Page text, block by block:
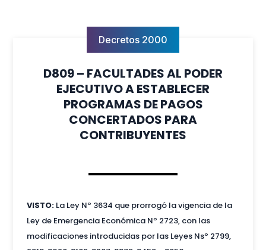
Decretos 2000
D809 – FACULTADES AL PODER
EJECUTIVO A ESTABLECER
PROGRAMAS DE PAGOS
CONCERTADOS PARA
CONTRIBUYENTES
VISTO:La Ley Nº 3634 que prorrogó la vigencia de la
Ley de Emergencia Económica Nº 2723, con las
modificaciones introducidas por las Leyes Nsº 2799,